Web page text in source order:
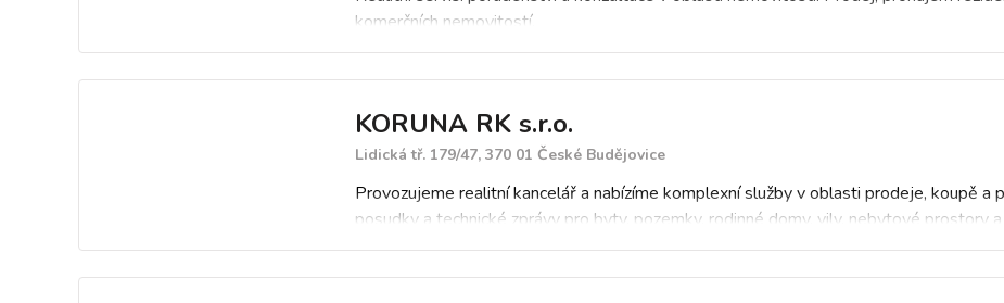
komerčních nemovitostí.
KORUNA RK s.r.o.
Lidická tř. 179/47, 370 01 České Budějovice
Provozujeme realitní kancelář a nabízíme komplexní služby v oblasti prodeje, koupě a
posudky a technické zprávy pro byty, pozemky, rodinné domy, vily, nebytové prostory
servis.